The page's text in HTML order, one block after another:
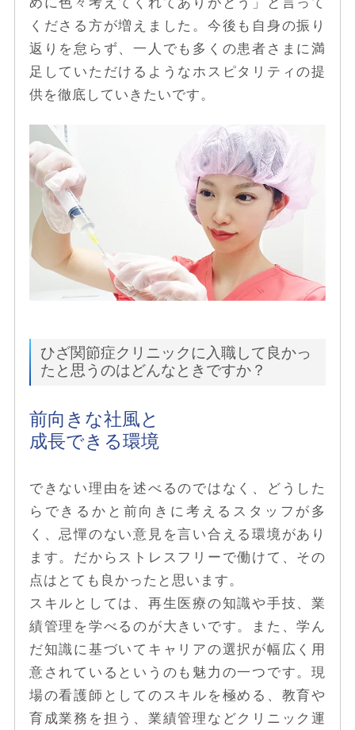
くださる方が増えました。今後も自身の振り
返りを怠らず、一人でも多くの患者さまに満
足していただけるようなホスピタリティの提
供を徹底していきたいです。
ひざ関節症クリニックに入職して良かっ
たと思うのはどんなときですか？
前向きな社風と
成長できる環境
できない理由を述べるのではなく、どうした
らできるかと前向きに考えるスタッフが多
く、忌憚のない意見を言い合える環境があり
ます。だからストレスフリーで働けて、その
点はとても良かったと思います。
スキルとしては、再生医療の知識や手技、業
績管理を学べるのが大きいです。また、学ん
だ知識に基づいてキャリアの選択が幅広く用
意されているというのも魅力の一つです。現
場の看護師としてのスキルを極める、教育や
育成業務を担う、業績管理などクリニック運